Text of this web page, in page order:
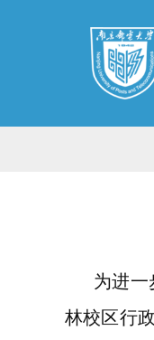
为进一
林校区行